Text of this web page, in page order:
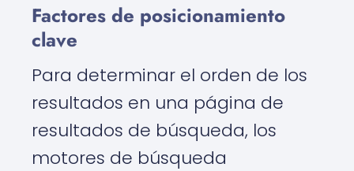
Factores de posicionamiento
clave
Para determinar el orden de los
resultados en una página de
resultados de búsqueda, los
motores de búsqueda